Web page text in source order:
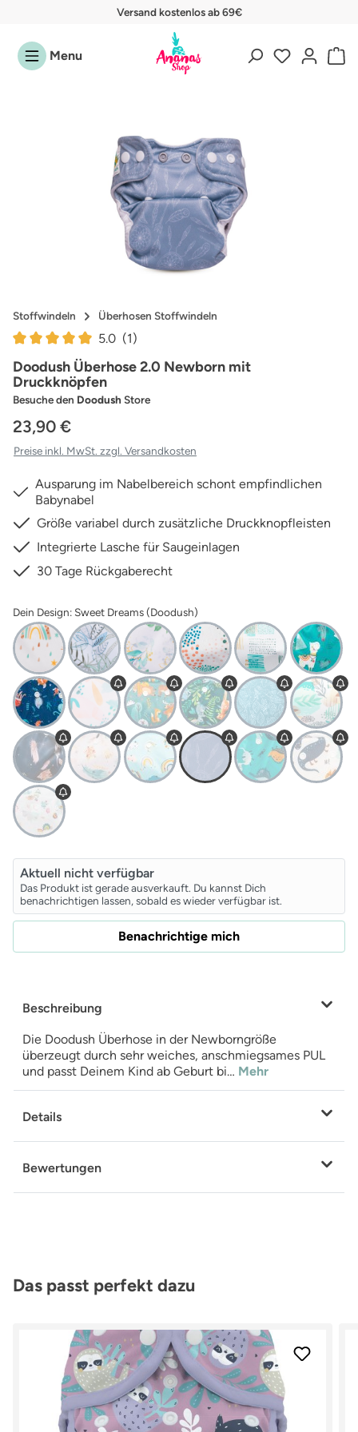
Zum Hauptinhalt springenVersand kostenlos ab 69€
Menu
Stoffwindeln Überhosen Stoffwindeln
5.0 (1)
Doodush Überhose 2.0 Newborn mit
Druckknöpfen
Besuche den Doodush Store
23,90 €
Preise inkl. MwSt. zzgl. Versandkosten
Ausparung im Nabelbereich schont empfindlichen
Babynabel
Größe variabel durch zusätzliche Druckknopfleisten
Integrierte Lasche für Saugeinlagen
30 Tage Rückgaberecht
Dein Design: Sweet Dreams (Doodush)
Aktuell nicht verfügbar
Das Produkt ist gerade ausverkauft. Du kannst Dich
benachrichtigen lassen, sobald es wieder verfügbar ist.
Benachrichtige mich
Beschreibung
Die Doodush Überhose in der Newborngröße
überzeugt durch sehr weiches, anschmiegsames PUL
und passt Deinem Kind ab Geburt bi… Mehr
Details
Bewertungen
Produktgalerie überspringen
Das passt perfekt dazu